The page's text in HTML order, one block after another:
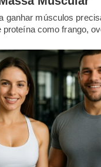
ganhar músculos
proteína como frango,